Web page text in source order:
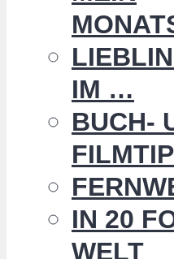
IM …
BUCH-
IN 20
WELT